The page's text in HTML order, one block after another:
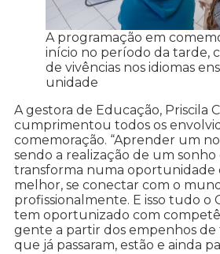
A programação em
início no período da tarde,
de vivências nos idiomas
unidade
A gestora de Educação, Priscila
cumprimentou todos os
comemoração. “Aprender um
sendo a realização de um sonho
transforma numa oportunidade
melhor, se conectar com o
profissionalmente. E isso tudo o
tem oportunizado com
gente a partir dos empenhos de
que já passaram, estão e ainda